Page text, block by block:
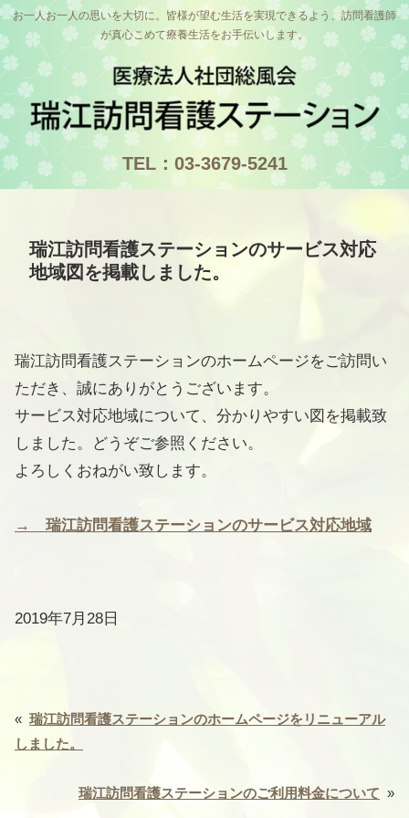
お一人お一人の思いを大切に。皆様が望む生活を実現できるよう、訪問看護師
が真心こめて療養生活をお手伝いします。
瑞江訪問看護ステーションのサービス対応
地域図を掲載しました。
瑞江訪問看護ステーションのホームページをご訪問い
ただき、誠にありがとうございます。
サービス対応地域について、分かりやすい図を掲載致
しました。どうぞご参照ください。
よろしくおねがい致します。
→ 瑞江訪問看護ステーションのサービス対応地域
2019年7月28日
« 瑞江訪問看護ステーションのホームページをリニューアル
しました。
瑞江訪問看護ステーションのご利用料金について »